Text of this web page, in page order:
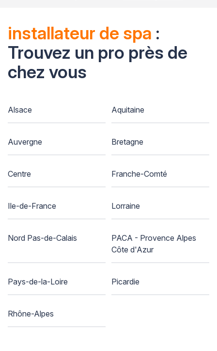
installateur de spa :
Trouvez un pro près de
chez vous
Alsace Aquitaine
Auvergne Bretagne
Centre Franche-Comté
Ile-de-France Lorraine
Nord Pas-de-Calais
PACA - Provence Alpes
Côte d'Azur
Pays-de-la-Loire Picardie
Rhône-Alpes